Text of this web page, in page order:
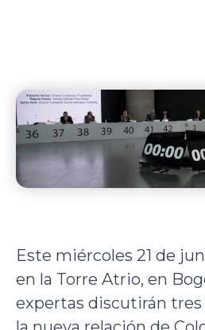
Este miércoles 21 de
en la Torre Atrio, en
expertas discutirán